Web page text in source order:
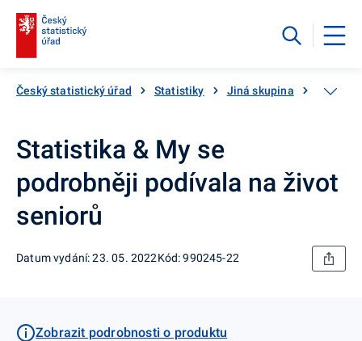
Český statistický úřad Statistiky Jiná skupina
Statistika & My se
podrobněji podívala na život
seniorů
Datum vydání: 23. 05. 2022Kód: 990245-22
Zobrazit podrobnosti o produktu